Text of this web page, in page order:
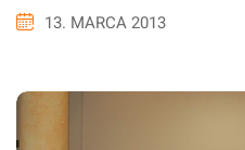
13. MARCA 2013